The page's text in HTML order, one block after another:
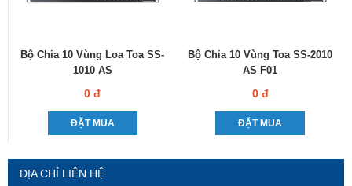
Bộ Chia 10 Vùng Loa Toa SS-
1010 AS
0 đ
ĐẶT MUA
Bộ Chia 10 Vùng Toa SS-2010
AS F01
0 đ
ĐẶT MUA
ĐỊA CHỈ LIÊN HỆ